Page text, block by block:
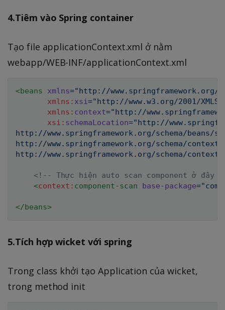
4.Tiêm vào Spring container
Tạo file applicationContext.xml ở nằm
webapp/WEB-INF/applicationContext.xml
<beans xmlns="http://www.springframework.org/
xmlns: xsi="http://www.w3.org/2001/
xmlns: context="http://
xsi: schemaLocation="http://
http://www.springframework.org/schema/beans/
http://www.springframework.org/schema/context
http://www.springframework.org/schema/
<!-- Thực hiện auto scan component ở đây
<context: component-scan base-package="
</beans>
5.Tích hợp wicket với spring
Trong class khởi tạo Application của wicket,
trong method init